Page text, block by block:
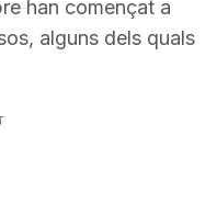
han començat a
alguns dels quals